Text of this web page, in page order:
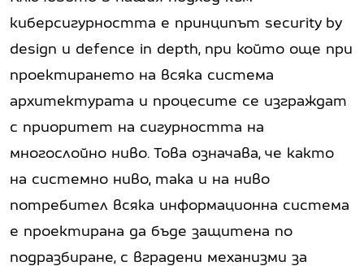
киберсигурността е принципът security by
design и defence in depth, при който още при
проектирането на всяка система
архитектурата и процесите се изграждат
с приоритет на сигурността на
многослойно ниво. Това означава, че както
на системно ниво, така и на ниво
потребител всяка информационна система
е проектирана да бъде защитена по
подразбиране, с вградени механизми за